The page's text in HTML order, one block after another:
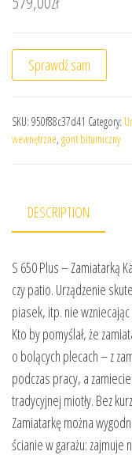
Sprawdź sam
SKU: 950f88c37d41 Category:
wewnętrzne, gont bitumiczny
DESCRIPTION
S 650 Plus – Zamiatarką
czy patio. Urządzenie
piasek, itp. nie
Kto by pomyślał, że
o bolących plecach – z
podczas pracy, a
tradycyjnej miotły. Bez
Zamiatarkę można
ścianie w garażu: zajmuje